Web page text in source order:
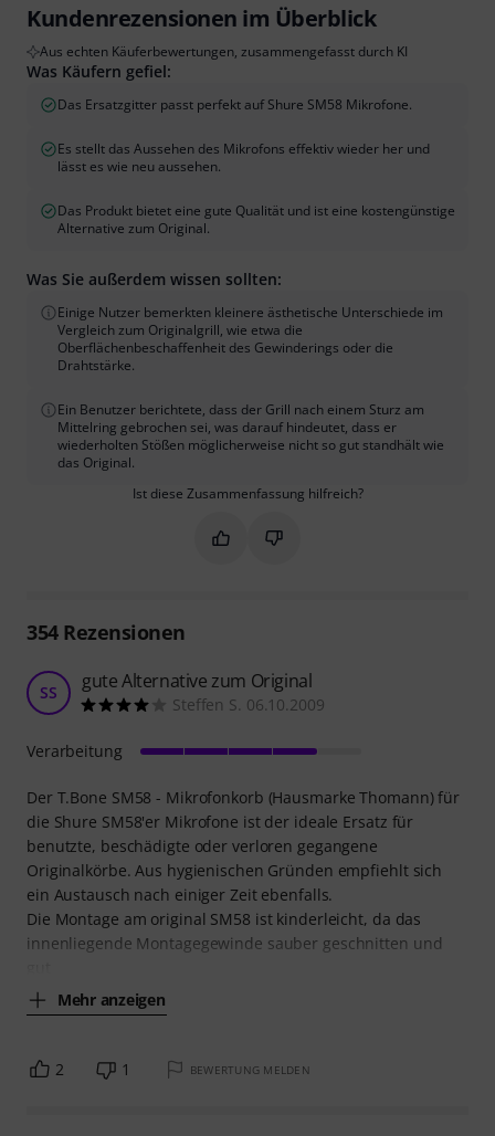
Kundenrezensionen im Überblick
Aus echten Käuferbewertungen, zusammengefasst durch KI
Was Käufern gefiel:
Das Ersatzgitter passt perfekt auf Shure SM58 Mikrofone.
Es stellt das Aussehen des Mikrofons effektiv wieder her und
lässt es wie neu aussehen.
Das Produkt bietet eine gute Qualität und ist eine kostengünstige
Alternative zum Original.
Was Sie außerdem wissen sollten:
Einige Nutzer bemerkten kleinere ästhetische Unterschiede im
Vergleich zum Originalgrill, wie etwa die
Oberflächenbeschaffenheit des Gewinderings oder die
Drahtstärke.
Ein Benutzer berichtete, dass der Grill nach einem Sturz am
Mittelring gebrochen sei, was darauf hindeutet, dass er
wiederholten Stößen möglicherweise nicht so gut standhält wie
das Original.
Ist diese Zusammenfassung hilfreich?
Markieren Sie diese
Markieren Sie diese
354Rezensionen
SS gute Alternative zum Original
Steffen S. 06.10.2009
Der T.Bone SM58 - Mikrofonkorb (Hausmarke Thomann) für
die Shure SM58'er Mikrofone ist der ideale Ersatz für
benutzte, beschädigte oder verloren gegangene
Originalkörbe. Aus hygienischen Gründen empfiehlt sich
ein Austausch nach einiger Zeit ebenfalls.
Die Montage am original SM58 ist kinderleicht, da das
innenliegende Montagegewinde sauber geschnitten und
Mehr anzeigen
Verarbeitung
2 1 BEWERTUNG MELDEN